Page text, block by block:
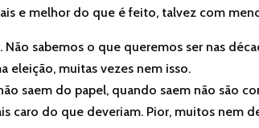
e melhor do que é feito, talvez com
Não sabemos o que queremos ser nas
eleição, muitas vezes nem isso.
saem do papel, quando saem não são
caro do que deveriam. Pior, muitos nem